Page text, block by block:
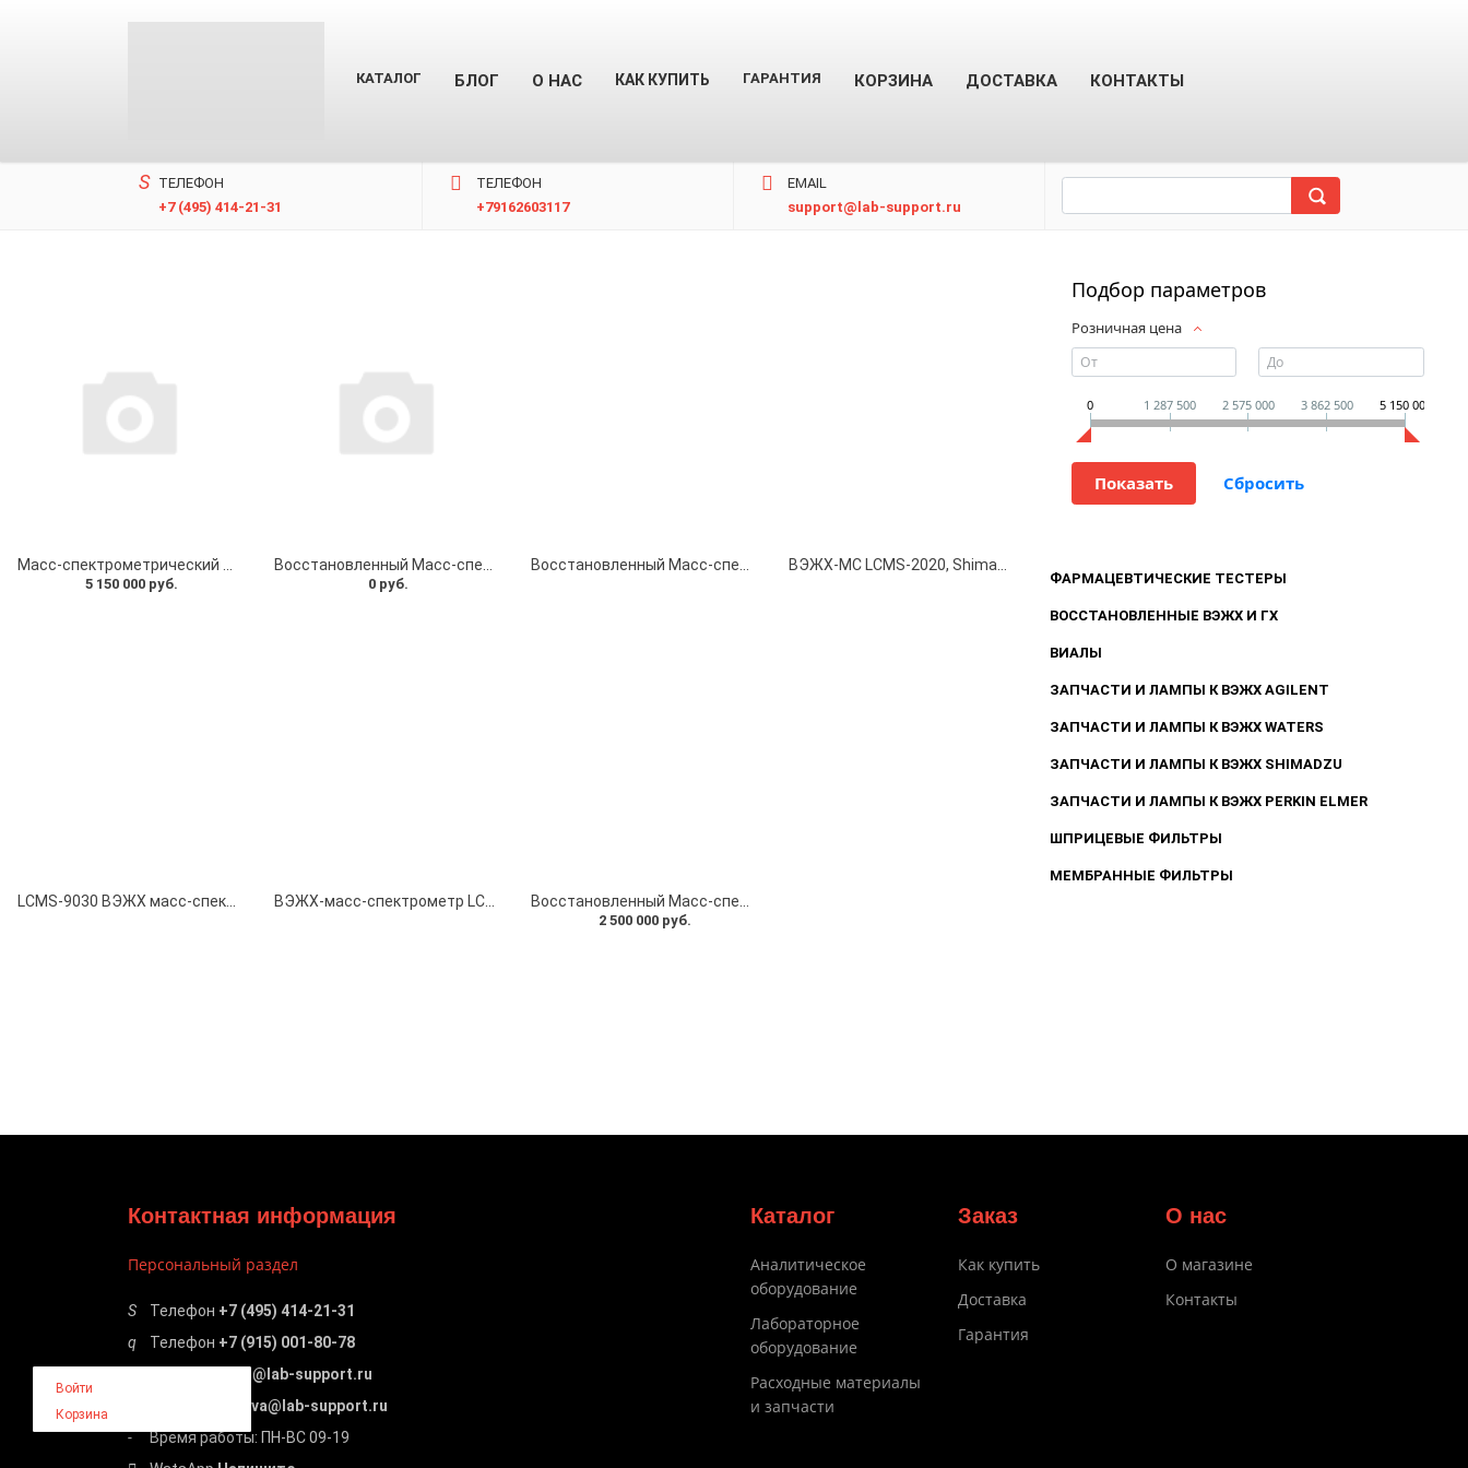
КАТАЛОГ БЛОГ О НАС КАК КУПИТЬ ГАРАНТИЯ КОРЗИНА ДОСТАВКА КОНТАКТЫ
ТЕЛЕФОН
+7 (495) 414-21-31
TЕЛЕФОН
+79162603117
EMAIL
support@lab-support.ru
Подбор параметров
Розничная цена
0 1 287 500 2 575 000 3 862 500 5 150 000
ФАРМАЦЕВТИЧЕСКИЕ ТЕСТЕРЫ
ВОССТАНОВЛЕННЫЕ ВЭЖХ И ГХ
ВИАЛЫ
ЗАПЧАСТИ И ЛАМПЫ К ВЭЖХ AGILENT
ЗАПЧАСТИ И ЛАМПЫ К ВЭЖХ WATERS
ЗАПЧАСТИ И ЛАМПЫ К ВЭЖХ SHIMADZU
ЗАПЧАСТИ И ЛАМПЫ К ВЭЖХ PERKIN ELMER
ШПРИЦЕВЫЕ ФИЛЬТРЫ
МЕМБРАННЫЕ ФИЛЬТРЫ
Войти
Корзина
5 150 000 руб. 0 руб.
LCMS-9030 ВЭЖХ масс-спектрометр, Shimadzu, Япония ВЭЖХ-масс-спектрометр LCMS-8040/8045/8050/8060, Shimadzu, Япония Восстановленный Масс-спектрометрический детектор с тройным квадруполем TQD MS/MS System, Waters, США
2 500 000 руб.
Контактная информация
Персональный раздел
Телефон +7 (495) 414-21-31
Телефон +7 (915) 001-80-78
support@lab-support.ru
t.lebedeva@lab-support.ru
Время работы: ПН-ВС 09-19
Каталог
Аналитическое
оборудование
Лабораторное
оборудование
Расходные материалы
и запчасти
Заказ
Как купить
Доставка
Гарантия
О нас
О магазине
Контакты